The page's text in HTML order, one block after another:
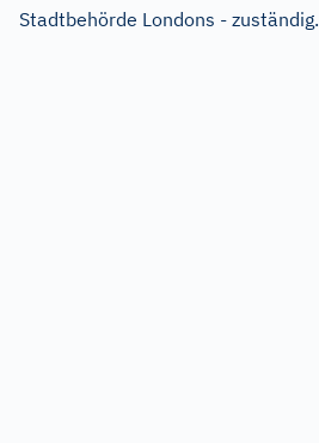
Stadtbehörde Londons - zuständig.